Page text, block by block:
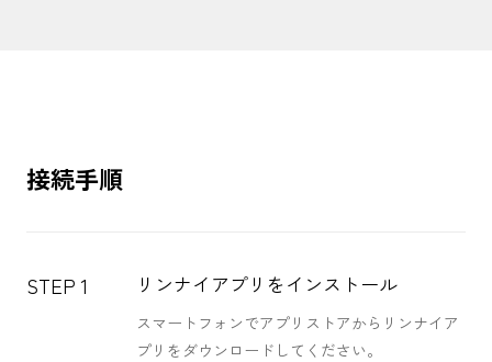
接続手順
STEP 1 リンナイアプリをインストール
スマートフォンでアプリストアからリンナイア
プリをダウンロードしてください。